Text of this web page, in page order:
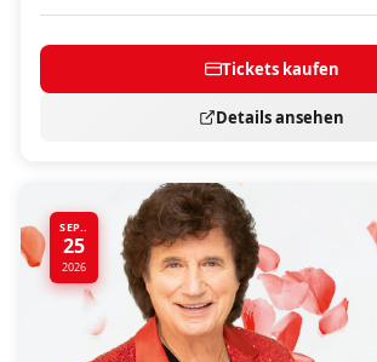
Tickets kaufen
Details ansehen
SEP..
25
2026